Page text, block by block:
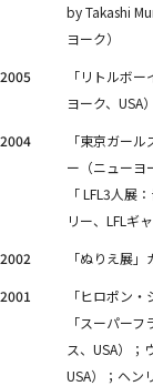
by Takashi
ヨーク）
2005
「リトルボ
ヨーク、USA）
2004
「東京ガー
ー（ニューヨ
「 LFL3人展
リー、LFLギ
2002
「ぬりえ展
2001
「ヒロポン
「スーパー
ス、USA）；
USA）；ヘン